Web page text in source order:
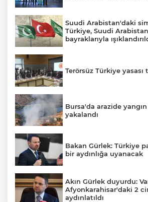
Suudi Arabistan'daki
Türkiye, Suudi
bayraklarıyla
Terörsüz Türkiye
Bursa'da arazide
yakalandı
Bakan Gürlek: Türkiye
bir aydınlığa uyanacak
Akın Gürlek duyurdu:
Afyonkarahisar'daki 2
aydınlatıldı